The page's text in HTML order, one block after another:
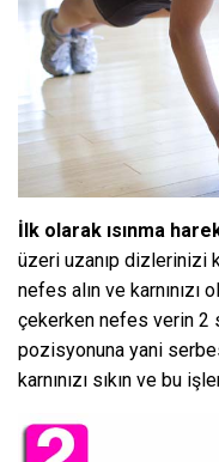
İlk olarak ısınma
üzeri uzanıp dizlerinizi
nefes alın ve
çekerken nefes verin 2
pozisyonuna yani
karnınızı sıkın ve bu